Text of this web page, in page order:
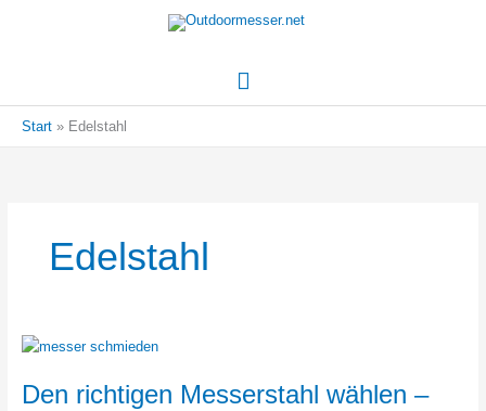
Hauptmenü
Start Edelstahl
Edelstahl
Den richtigen Messerstahl wählen –